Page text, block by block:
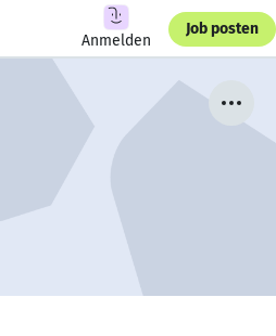
Anmelden
Job posten